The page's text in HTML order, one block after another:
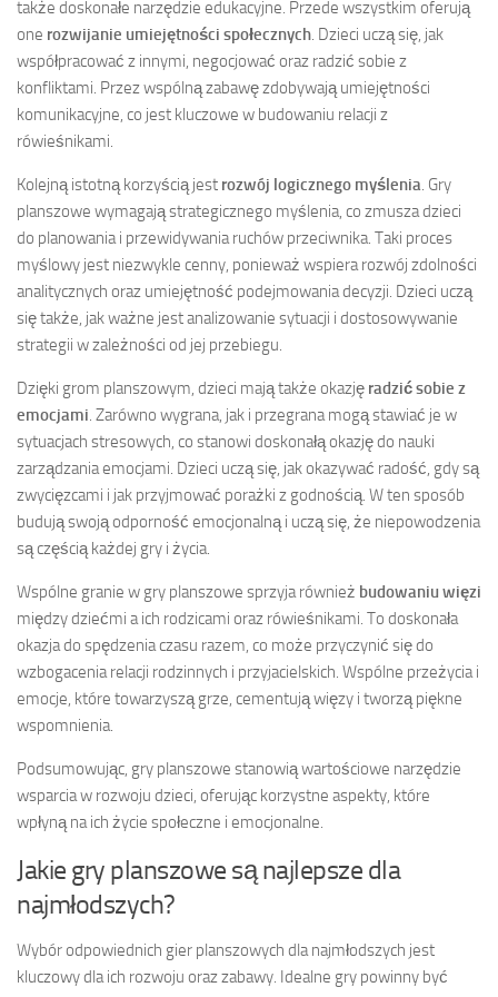
także doskonałe narzędzie edukacyjne. Przede wszystkim oferują
one rozwijanie umiejętności społecznych. Dzieci uczą się, jak
współpracować z innymi, negocjować oraz radzić sobie z
konfliktami. Przez wspólną zabawę zdobywają umiejętności
komunikacyjne, co jest kluczowe w budowaniu relacji z
rówieśnikami.
Kolejną istotną korzyścią jest rozwój logicznego myślenia. Gry
planszowe wymagają strategicznego myślenia, co zmusza dzieci
do planowania i przewidywania ruchów przeciwnika. Taki proces
myślowy jest niezwykle cenny, ponieważ wspiera rozwój zdolności
analitycznych oraz umiejętność podejmowania decyzji. Dzieci uczą
się także, jak ważne jest analizowanie sytuacji i dostosowywanie
strategii w zależności od jej przebiegu.
Dzięki grom planszowym, dzieci mają także okazję radzić sobie z
emocjami. Zarówno wygrana, jak i przegrana mogą stawiać je w
sytuacjach stresowych, co stanowi doskonałą okazję do nauki
zarządzania emocjami. Dzieci uczą się, jak okazywać radość, gdy są
zwycięzcami i jak przyjmować porażki z godnością. W ten sposób
budują swoją odporność emocjonalną i uczą się, że niepowodzenia
są częścią każdej gry i życia.
Wspólne granie w gry planszowe sprzyja również budowaniu więzi
między dziećmi a ich rodzicami oraz rówieśnikami. To doskonała
okazja do spędzenia czasu razem, co może przyczynić się do
wzbogacenia relacji rodzinnych i przyjacielskich. Wspólne przeżycia i
emocje, które towarzyszą grze, cementują więzy i tworzą piękne
wspomnienia.
Podsumowując, gry planszowe stanowią wartościowe narzędzie
wsparcia w rozwoju dzieci, oferując korzystne aspekty, które
wpłyną na ich życie społeczne i emocjonalne.
Jakie gry planszowe są najlepsze dla
najmłodszych?
Wybór odpowiednich gier planszowych dla najmłodszych jest
kluczowy dla ich rozwoju oraz zabawy. Idealne gry powinny być